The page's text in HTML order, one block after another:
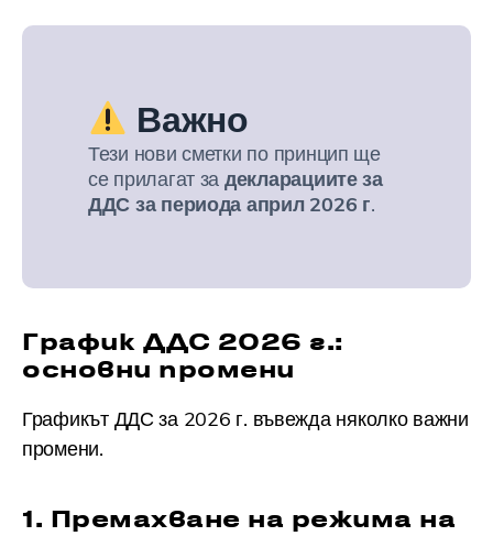
Важно
Тези нови сметки по принцип ще
се прилагат за декларациите за
ДДС за периода април 2026 г.
График ДДС 2026 г.:
основни промени
Графикът ДДС за 2026 г. въвежда няколко важни
промени.
1. Премахване на режима на